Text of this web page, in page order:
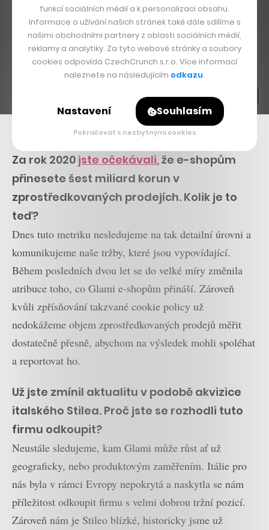
Tomáš Hodboď, spoluzakladatel a šéf Glami
Za rok 2020 jste očekávali, že e-shopům
přinesete šest miliard korun v
zprostředkovaných prodejích. Kolik je to
teď?
Dnes tuto metriku nesledujeme na tak detailní úrovni a
komunikujeme naše tržby, které jsou vypovídající.
Během posledních dvou let se do velké míry změnila
atribuce toho, co Glami e-shopům přináší. Zároveň
kvůli zpřísňování takzvané cookie policy už
nedokážeme objem zprostředkovaných prodejů měřit
dostatečně přesně, abychom na výsledek mohli spoléhat
a reportovat ho.
Už jste zmínil aktualitu v podobě akvizice
italského Stilea. Proč jste se rozhodli tuto
firmu odkoupit?
Neustále sledujeme, kam Glami může růst ať už
geograficky, nebo produktovým zaměřením. Itálie pro
nás byla v rámci Evropy nepokrytá a naskytla se nám
příležitost odkoupit firmu s velmi dobrou tržní pozicí.
Zároveň nám je Stileo blízké, historicky jsme už
funkcí sociálních médií a k personalizaci obsahu.
Informace o užívání našich stránek také dále sdílíme s
našimi obchodními partnery z oblasti sociálních médií,
reklamy a analytiky. Za tyto webové stránky a soubory
cookies odpovídá CzechCrunch s.r.o. Více informací
naleznete na následujícím odkazu.
Nastavení Souhlasím
Pokračovat s nezbytnými cookies